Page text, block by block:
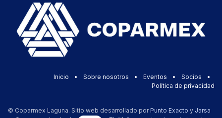
Inicio • Sobre nosotros • Eventos • Socios
•
Política de privacidad
© Coparmex Laguna. Sitio web desarrollado por Punto Exacto y Jarsa